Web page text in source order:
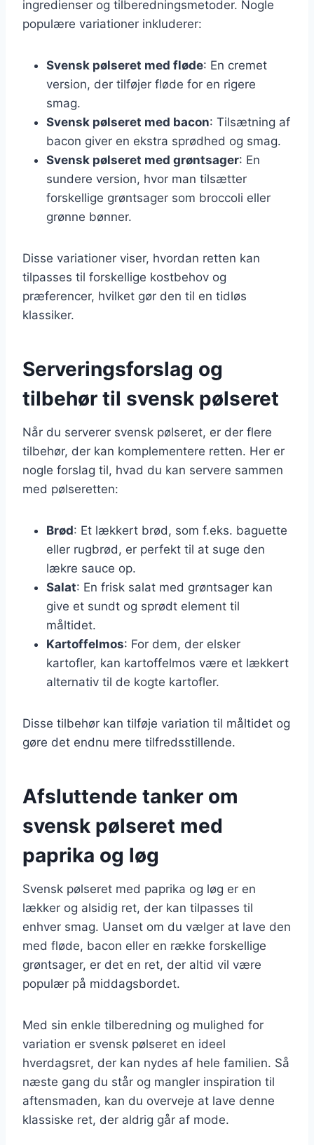
ingredienser og tilberedningsmetoder. Nogle
populære variationer inkluderer:
Svensk pølseret med fløde: En cremet
version, der tilføjer fløde for en rigere
smag.
Svensk pølseret med bacon: Tilsætning af
bacon giver en ekstra sprødhed og smag.
Svensk pølseret med grøntsager: En
sundere version, hvor man tilsætter
forskellige grøntsager som broccoli eller
grønne bønner.
Disse variationer viser, hvordan retten kan
tilpasses til forskellige kostbehov og
præferencer, hvilket gør den til en tidløs
klassiker.
Serveringsforslag og
tilbehør til svensk pølseret
Når du serverer svensk pølseret, er der flere
tilbehør, der kan komplementere retten. Her er
nogle forslag til, hvad du kan servere sammen
med pølseretten:
Brød: Et lækkert brød, som f.eks. baguette
eller rugbrød, er perfekt til at suge den
lækre sauce op.
Salat: En frisk salat med grøntsager kan
give et sundt og sprødt element til
måltidet.
Kartoffelmos: For dem, der elsker
kartofler, kan kartoffelmos være et lækkert
alternativ til de kogte kartofler.
Disse tilbehør kan tilføje variation til måltidet og
gøre det endnu mere tilfredsstillende.
Afsluttende tanker om
svensk pølseret med
paprika og løg
Svensk pølseret med paprika og løg er en
lækker og alsidig ret, der kan tilpasses til
enhver smag. Uanset om du vælger at lave den
med fløde, bacon eller en række forskellige
grøntsager, er det en ret, der altid vil være
populær på middagsbordet.
Med sin enkle tilberedning og mulighed for
variation er svensk pølseret en ideel
hverdagsret, der kan nydes af hele familien. Så
næste gang du står og mangler inspiration til
aftensmaden, kan du overveje at lave denne
klassiske ret, der aldrig går af mode.